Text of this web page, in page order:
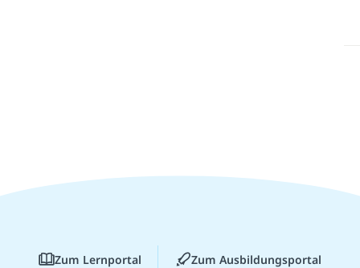
Zum Lernportal Zum Ausbildungsportal